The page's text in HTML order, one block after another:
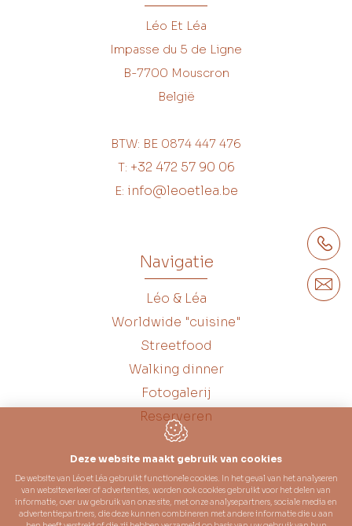
Léo Et Léa
Impasse du 5 de Ligne
B-7700 Mouscron
België
BTW: BE 0874 447 476
T: +32 472 57 90 06
E: info@leoetlea.be
Navigatie
Léo & Léa
Worldwide "cuisine"
Streetfood
Walking dinner
Fotogalerij
Reserveren
Deze website maakt gebruik van cookies
De website van Léo et Léa gebruikt functionele cookies. In het geval van het analyseren
van websiteverkeer of advertenties, worden ook cookies gebruikt voor het delen van
informatie, over uw gebruik van onze site, met onze analysepartners, sociale media en
advertentiepartners, die deze kunnen combineren met andere informatie die u aan